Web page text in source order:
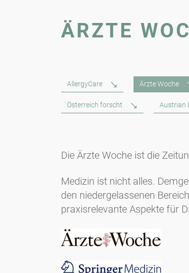
ÄRZTE
AllergyCare Ärzte Woche
Österreich forscht Austrian
Die Ärzte Woche ist die
Medizin ist nicht alles.
den niedergelassenen
praxisrelevante Aspekte für